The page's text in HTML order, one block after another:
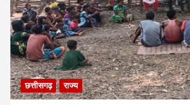
छत्तीसगढ़ राज्य